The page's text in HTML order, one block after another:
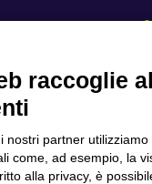
raccoglie
nostri partner
come, ad esempio, la
alla privacy, è